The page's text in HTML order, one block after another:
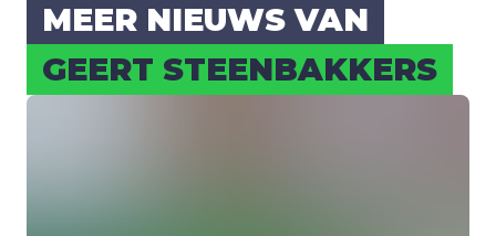
MEER NIEUWS VAN
GEERT STEEN­BAK­KERS